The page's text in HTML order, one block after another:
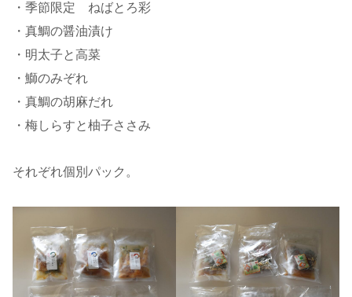
・季節限定 ねばとろ彩
・真鯛の醤油漬け
・明太子と高菜
・鰤のみぞれ
・真鯛の胡麻だれ
・梅しらすと柚子ささみ
それぞれ個別パック。